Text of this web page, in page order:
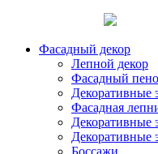
Фасадный декор
Лепной декор
Фасадный
Декоративные
Фасадная
Декоративные
Декоративные
Боссажи